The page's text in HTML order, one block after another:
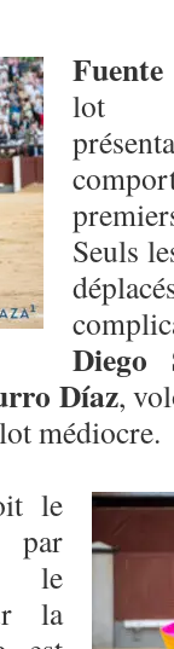
lot
Seuls
Diego
Díaz,
médiocre.
le
par
le
la